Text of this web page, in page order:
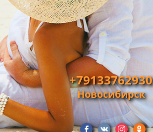
+79133762930
Новосибирск